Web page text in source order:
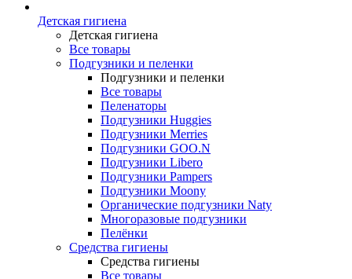
Детская гигиена
Детская гигиена
Все товары
Подгузники и пеленки
Подгузники и пеленки
Все товары
Пеленаторы
Подгузники Huggies
Подгузники Merries
Подгузники GOO.N
Подгузники Libero
Подгузники Pampers
Подгузники Moony
Органические подгузники Naty
Многоразовые подгузники
Пелёнки
Средства гигиены
Средства гигиены
Все товары